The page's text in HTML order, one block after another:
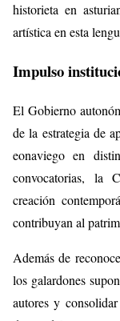
historieta en
artística en esta
Impulso
El Gobierno
de la estrategia de
eonaviego en
convocatorias, la
creación
contribuyan al
Además de
los galardones
autores y